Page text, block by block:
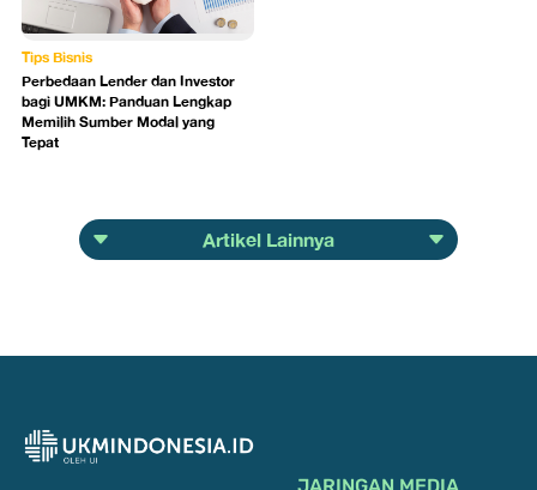
Tips Bisnis
Perbedaan Lender dan Investor
bagi UMKM: Panduan Lengkap
Memilih Sumber Modal yang
Tepat
Artikel Lainnya